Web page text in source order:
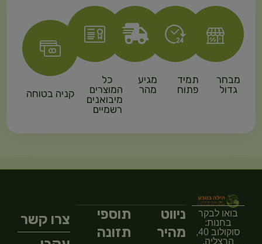
מבחר
גדול
תמיד
פתוח
מגיע
מהר
כל
המוצרים
מיבואנים
רשמיים
קניה בטוחה
בואו לבקר
בחנות:
סוקולוב 40,
הרצליה.
ניווט
מהיר
תוספי
תזונה
צרו קשר